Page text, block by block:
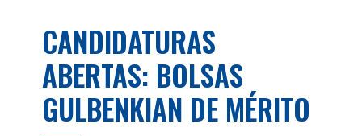
CANDIDATURAS
ABERTAS: BOLSAS
GULBENKIAN DE MÉRITO